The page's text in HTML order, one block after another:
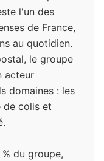
l'un des
de France,
au quotidien.
le groupe
acteur
domaines : les
de colis et
du groupe,